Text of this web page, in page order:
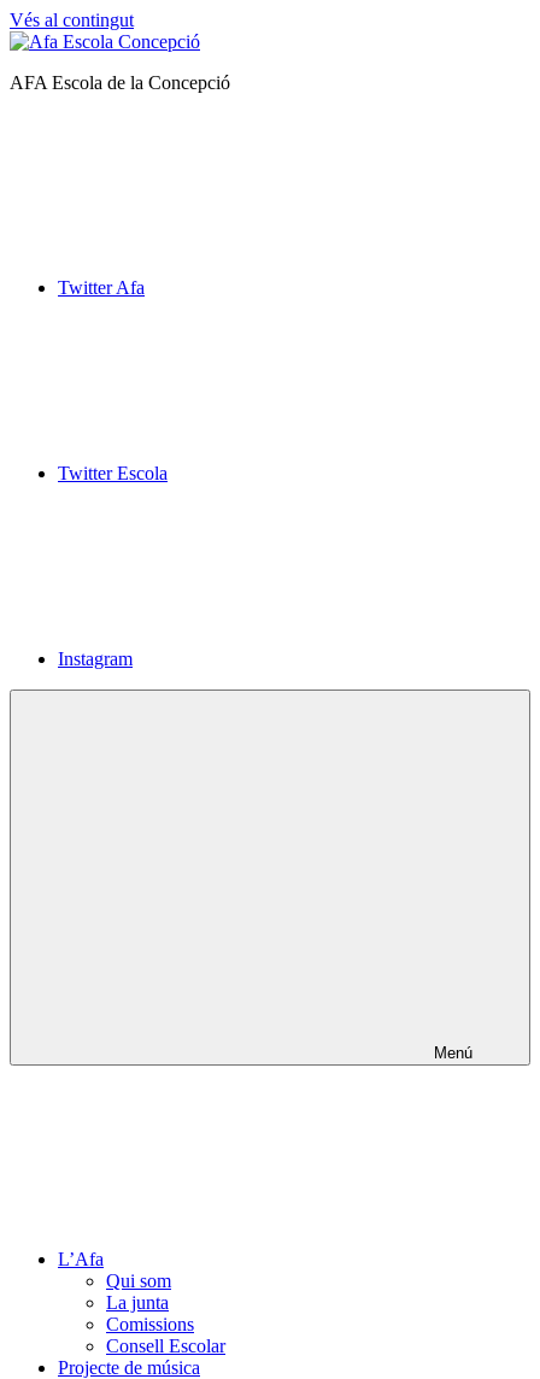
Vés al contingut
Afa
AFA Escola de la Concepció
Twitter Afa
Twitter Escola
Instagram
Menú
L’Afa
Qui som
La junta
Comissions
Consell Escolar
Projecte de música